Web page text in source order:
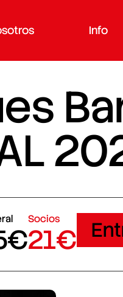
Info
Socios
21€